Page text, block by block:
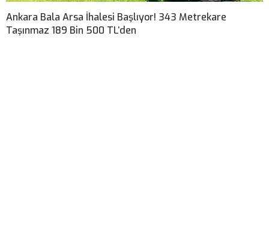
Ankara Bala Arsa İhalesi Başlıyor! 343 Metrekare
Taşınmaz 189 Bin 500 TL’den